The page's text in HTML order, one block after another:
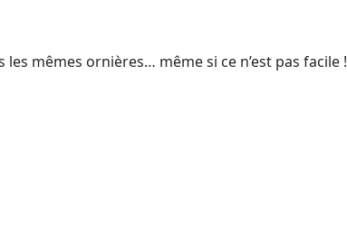
mêmes ornières… même si ce n’est pas facile !